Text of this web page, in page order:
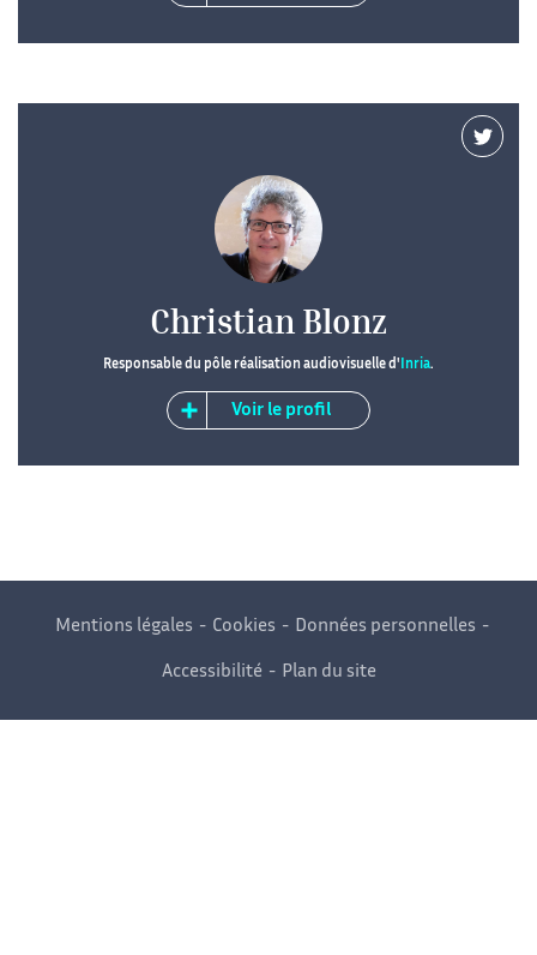
Christian Blonz
Responsable du pôle réalisation audiovisuelle d' Inria.
Voir le profil
Mentions légales Cookies Données personnelles
Accessibilité Plan du site